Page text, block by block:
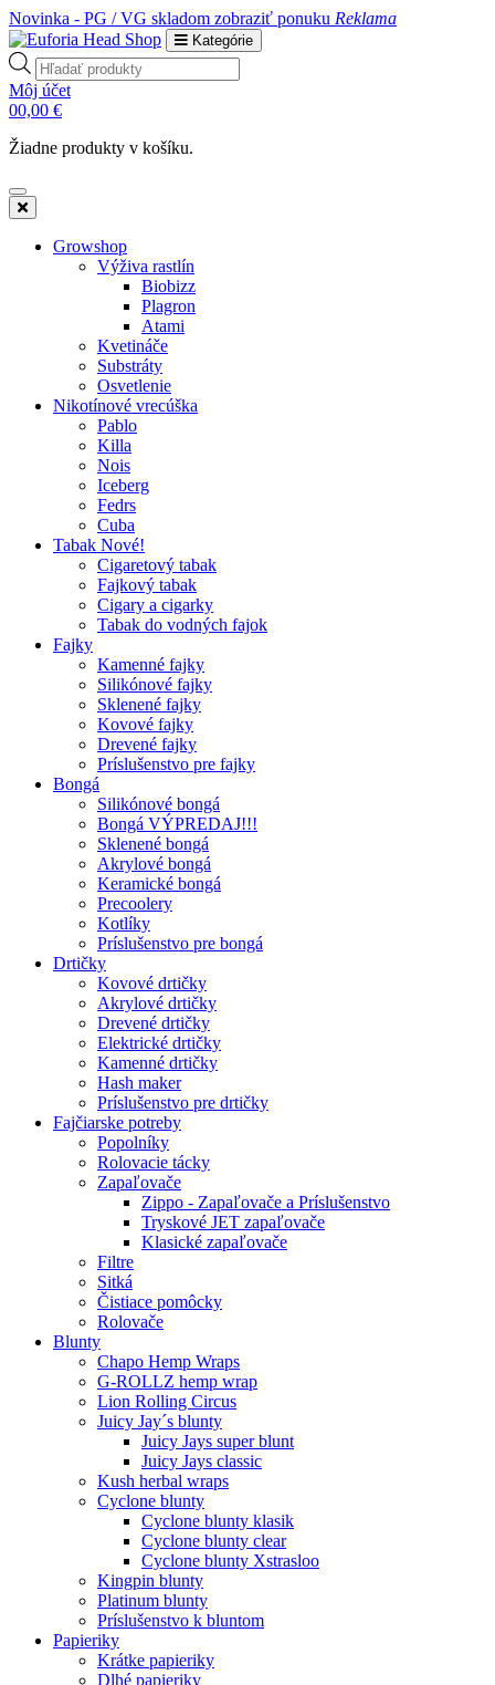
Novinka - PG / VG skladom zobraziť ponuku Reklama
Kategórie
Products
search
Môj účet
00,00 €
Žiadne produkty v košíku.
Growshop
Výživa rastlín
Biobizz
Plagron
Atami
Kvetináče
Substráty
Osvetlenie
Nikotínové vrecúška
Pablo
Killa
Nois
Iceberg
Fedrs
Cuba
Tabak Nové!
Cigaretový tabak
Fajkový tabak
Cigary a cigarky
Tabak do vodných fajok
Fajky
Kamenné fajky
Silikónové fajky
Sklenené fajky
Kovové fajky
Drevené fajky
Príslušenstvo pre fajky
Bongá
Silikónové bongá
Bongá VÝPREDAJ!!!
Sklenené bongá
Akrylové bongá
Keramické bongá
Precoolery
Kotlíky
Príslušenstvo pre bongá
Drtičky
Kovové drtičky
Akrylové drtičky
Drevené drtičky
Elektrické drtičky
Kamenné drtičky
Hash maker
Príslušenstvo pre drtičky
Fajčiarske potreby
Popolníky
Rolovacie tácky
Zapaľovače
Zippo - Zapaľovače a Príslušenstvo
Tryskové JET zapaľovače
Klasické zapaľovače
Filtre
Sitká
Čistiace pomôcky
Rolovače
Blunty
Chapo Hemp Wraps
G-ROLLZ hemp wrap
Lion Rolling Circus
Juicy Jay´s blunty
Juicy Jays super blunt
Juicy Jays classic
Kush herbal wraps
Cyclone blunty
Cyclone blunty klasik
Cyclone blunty clear
Cyclone blunty Xstrasloo
Kingpin blunty
Platinum blunty
Príslušenstvo k bluntom
Papieriky
Krátke papieriky
Dlhé papieriky